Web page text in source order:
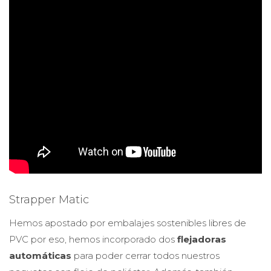
Strapper Matic
Hemos apostado por embalajes sostenibles libres de
PVC por eso, hemos incorporado dos flejadoras
automáticas para poder cerrar todos nuestros